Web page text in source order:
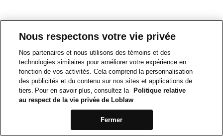
Nous respectons votre vie privée
Nos partenaires et nous utilisons des témoins et des
technologies similaires pour améliorer votre expérience en
fonction de vos activités. Cela comprend la personnalisation
des publicités et du contenu sur nos sites et applications de
tiers. Pour en savoir plus, consultez la
Politique relative
au respect de la vie privée de Loblaw
Fermer